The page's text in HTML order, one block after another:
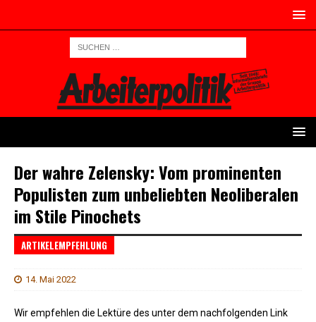
Der wahre Zelensky: Vom prominenten
Populisten zum unbeliebten Neoliberalen
im Stile Pinochets
ARTIKELEMPFEHLUNG
14. Mai 2022
Wir empfehlen die Lektüre des unter dem nachfolgenden Link